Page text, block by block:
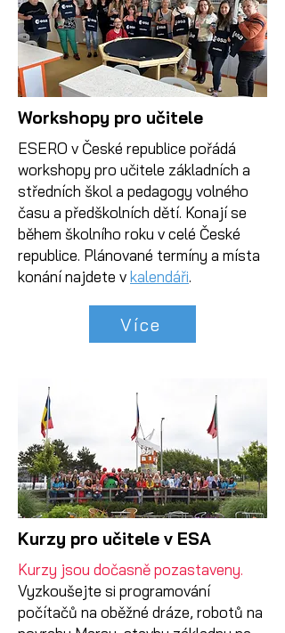
Workshopy pro učitele
ESERO v České republice pořádá
workshopy pro učitele základních a
středních škol a pedagogy volného
času a předškolních dětí. Konají se
během školního roku v celé České
republice. Plánované termíny a místa
konání najdete vkalendáři.
Více
Kurzy pro učitele v ESA
Kurzy jsou dočasně pozastaveny.
Vyzkoušejte si programování
počítačů na oběžné dráze, robotů na